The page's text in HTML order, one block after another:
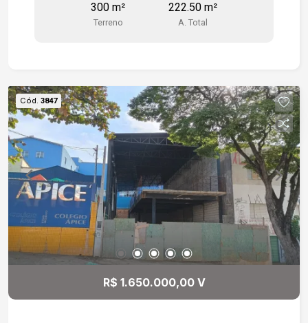
300 m²
Terreno
222.50 m²
A. Total
Cód. 3847
R$ 1.650.000,00 V